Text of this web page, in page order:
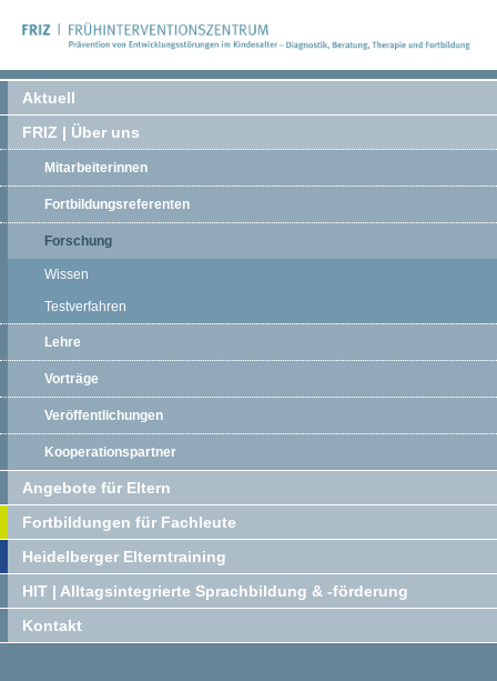
Aktuell
FRIZ | Über uns
Mitarbeiterinnen
Fortbildungsreferenten
Forschung
Wissen
Testverfahren
Lehre
Vorträge
Veröffentlichungen
Kooperationspartner
Angebote für Eltern
Fortbildungen für Fachleute
Heidelberger Elterntraining
HIT | Alltagsintegrierte Sprachbildung & -förderung
Kontakt